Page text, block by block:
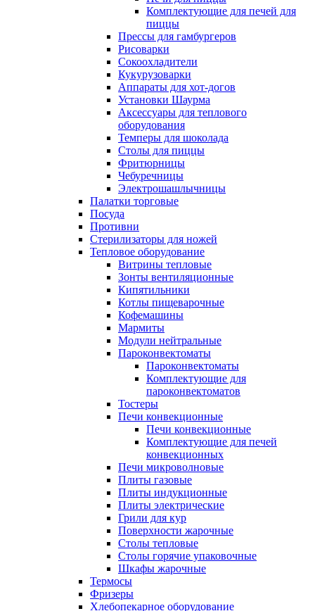
Комплектующие для печей для
пиццы
Прессы для гамбургеров
Рисоварки
Сокоохладители
Кукурузоварки
Аппараты для хот-догов
Установки Шаурма
Аксессуары для теплового
оборудования
Темперы для шоколада
Столы для пиццы
Фритюрницы
Чебуречницы
Электрошашлычницы
Палатки торговые
Посуда
Противни
Стерилизаторы для ножей
Тепловое оборудование
Витрины тепловые
Зонты вентиляционные
Кипятильники
Котлы пищеварочные
Кофемашины
Мармиты
Модули нейтральные
Пароконвектоматы
Пароконвектоматы
Комплектующие для
пароконвектоматов
Тостеры
Печи конвекционные
Печи конвекционные
Комплектующие для печей
конвекционных
Печи микроволновые
Плиты газовые
Плиты индукционные
Плиты электрические
Грили для кур
Поверхности жарочные
Столы тепловые
Столы горячие упаковочные
Шкафы жарочные
Термосы
Фризеры
Хлебопекарное оборудование